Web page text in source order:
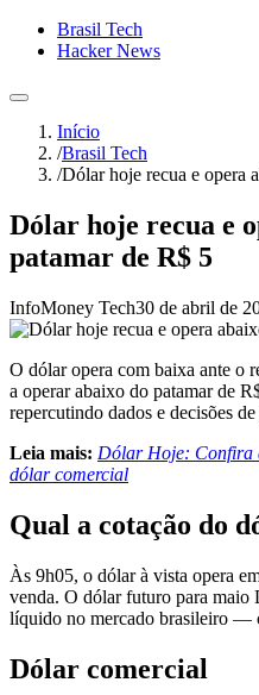
Brasil Tech
Hacker News
Início
/Brasil Tech
/Dólar hoje recua e opera
Dólar hoje recua e
patamar de R$ 5
InfoMoney Tech30 de abril de
O dólar opera com baixa ante o
a operar abaixo do patamar de
repercutindo dados e decisões
Leia mais: Dólar Hoje: Confira
dólar comercial
Qual a cotação do
Às 9h05, o dólar à vista opera
venda. O dólar futuro para
líquido no mercado brasileiro —
Dólar comercial